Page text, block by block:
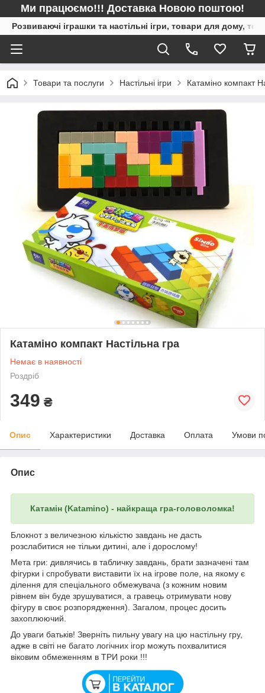
Ми працюємо!!! Доставка Новою поштою!
Розвиваючі іграшки та настільні ігри, товари для дому,
Товари та послуги Настільні ігри Катаміно компакт
Катаміно компакт Настільна гра
Немає в наявності
Роздріб
349 ₴
Опис Характеристики Доставка Оплата Умови
Опис
Катамін (Katamino) - найкраща гра-головоломка!
Блокнот з величезною кількістю завдань не дасть
розслабитися не тільки дитині, але і дорослому!
Мета гри: дивлячись в табличку завдань, брати зазначені там
фігурки і спробувати виставити їх на ігрове поле, на якому є
ділення для спеціального обмежувача (з кожним новим
рівнем він буде зрушуватися, а гравець отримувати нову
фігуру в своє розпорядження). Загалом, процес досить
захоплюючий.
До уваги батьків! Зверніть пильну увагу на цю настільну гру,
адже в світі не багато логічних ігор можуть похвалитися
віковим обмеженням в ТРИ роки !!!